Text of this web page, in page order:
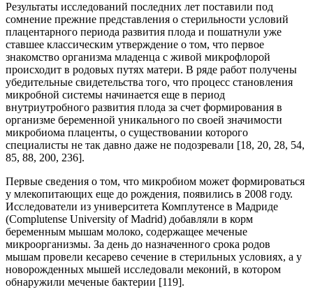
Результаты исследований последних лет поставили под
сомнение прежние представления о стерильности условий
плацентарного периода развития плода и пошатнули уже
ставшее классическим утверждение о том, что первое
знакомство организма младенца с живой микрофлорой
происходит в родовых путях матери. В ряде работ получены
убедительные свидетельства того, что процесс становления
микробной системы начинается еще в период
внутриутробного развития плода за счет формирования в
организме беременной уникального по своей значимости
микробиома плаценты, о существовании которого
специалисты не так давно даже не подозревали [18, 20, 28, 54,
85, 88, 200, 236].
Первые сведения о том, что микробиом может формироваться
у млекопитающих еще до рождения, появились в 2008 году.
Исследователи из университета Комплутенсе в Мадриде
(Complutense University of Madrid) добавляли в корм
беременным мышам молоко, содержащее меченые
микроорганизмы. За день до назначенного срока родов
мышам провели кесарево сечение в стерильных условиях, а у
новорожденных мышей исследовали меконий, в котором
обнаружили меченые бактерии [119].